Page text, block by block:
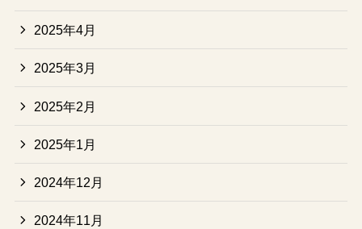
2025年4月
2025年3月
2025年2月
2025年1月
2024年12月
2024年11月